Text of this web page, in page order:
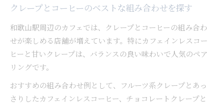
クレープとコーヒーのベストな組み合わせを探す
和歌山駅周辺のカフェでは、クレープとコーヒーの組み合わ
せが楽しめる店舗が増えています。特にカフェインレスコー
ヒーと甘いクレープは、バランスの良い味わいで人気のペア
リングです。
おすすめの組み合わせ例として、フルーツ系クレープとあっ
さりしたカフェインレスコーヒー、チョコレートクレープと